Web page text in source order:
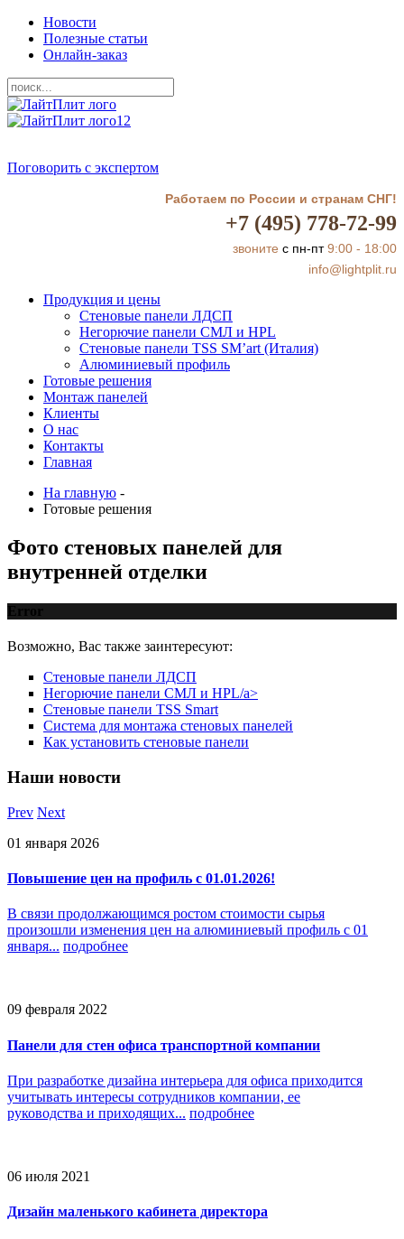
Новости
Полезные статьи
Онлайн-заказ
Поговорить с экспертом
Работаем по России и странам СНГ!
+7 (495) 778-72-99
звоните с пн-пт9:00 - 18:00
info@lightplit.ru
Продукция и цены
Стеновые панели ЛДСП
Негорючие панели СМЛ и HPL
Стеновые панели TSS SM’art (Италия)
Алюминиевый профиль
Готовые решения
Монтаж панелей
Клиенты
О нас
Контакты
Главная
На главную -
Готовые решения
Фото стеновых панелей для
внутренней отделки
Error
Возможно, Вас также заинтересуют:
Стеновые панели ЛДСП
Негорючие панели СМЛ и HPL/a>
Стеновые панели TSS Smart
Система для монтажа стеновых панелей
Как установить стеновые панели
Наши новости
Prev Next
01 января 2026
Повышение цен на профиль с 01.01.2026!
В связи продолжающимся ростом стоимости сырья
произошли изменения цен на алюминиевый профиль с 01
января... подробнее
09 февраля 2022
Панели для стен офиса транспортной компании
При разработке дизайна интерьера для офиса приходится
учитывать интересы сотрудников компании, ее
руководства и приходящих... подробнее
06 июля 2021
Дизайн маленького кабинета директора